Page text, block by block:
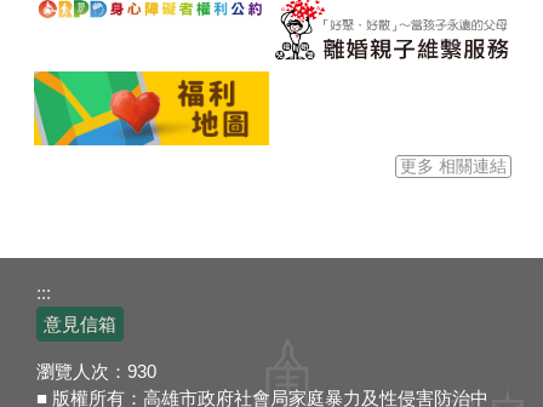
更多 相關連結
:::
意見信箱
瀏覽人次： 930
■ 版權所有：高雄市政府社會局家庭暴力及性侵害防治中